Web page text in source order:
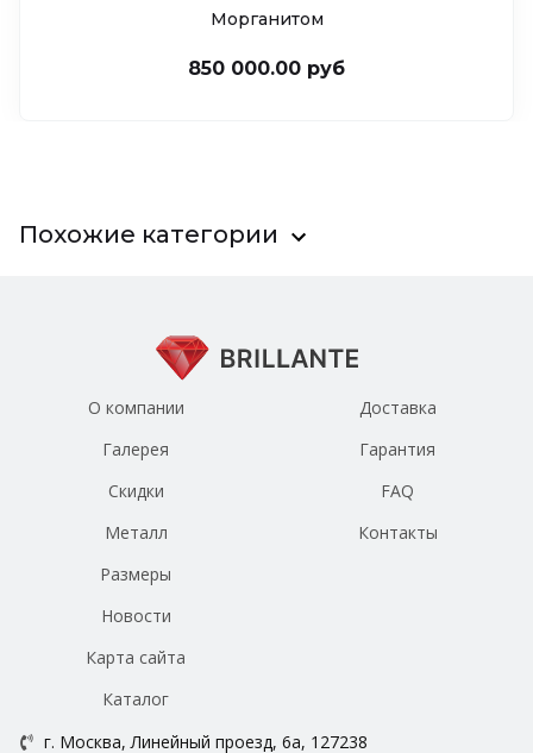
Морганитом
850 000.00 руб
Похожие категории
О компании
Галерея
Скидки
Металл
Размеры
Новости
Доставка
Гарантия
FAQ
Контакты
Карта сайта
Каталог
г. Москва, Линейный проезд, 6а, 127238